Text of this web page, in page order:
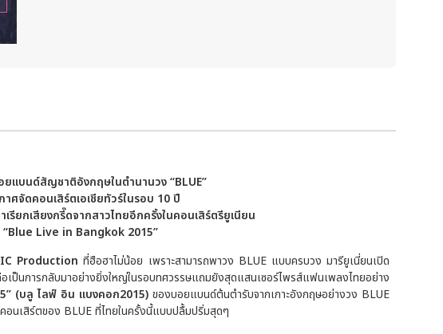
แบนด์สัญชาติอังกฤษในตำนานวง“BLUE”
าศจัดคอนเสิร์ตเอเชียทัวร์ในรอบ 10 ปี
เรียกเสียงกรี๊ดจากสาวไทยอีกครั้งในคอนเสิร์ตรียูเนียน
“Blue Live in Bangkok 2015”
Production ที่ฮือฮาไม่น้อย เพราะสามารถพาวง BLUE แบบครบวง มารียูเนี่ยนเปิด
นการกลับมาอย่างยิ่งใหญ่ในรอบทศวรรษแถมยังสุดแสนเซอร์ไพรส์แฟนเพลงไทยอย่าง
(บลู ไลฟ์ อิน แบงคอก2015) ของบอยแบนด์ต้นตำรับจากเกาะอังกฤษอย่างวง BLUE
อนเสิร์ตของ BLUE ที่ไทยในครั้งนี้แบบปลื้มปริ่มสุดๆ